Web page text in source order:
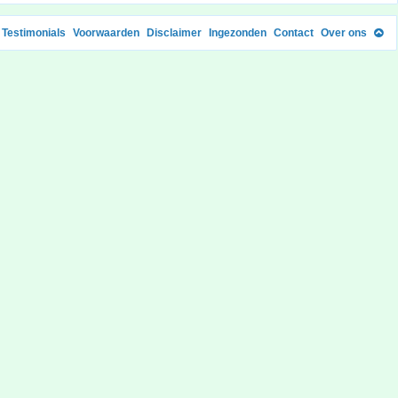
Testimonials Voorwaarden Disclaimer Ingezonden Contact Over ons